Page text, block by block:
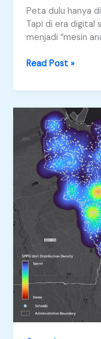
Peta dulu hanya
Tapi di era digital
menjadi “mesin
Bagaimana
Intelligence
Cara
Bisnis
Bekerja
Read Post »